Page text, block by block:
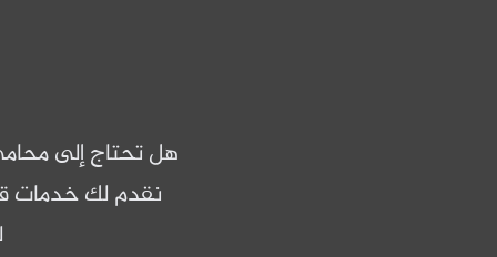
هل تحتاج إلى
نقدم لك خدمات